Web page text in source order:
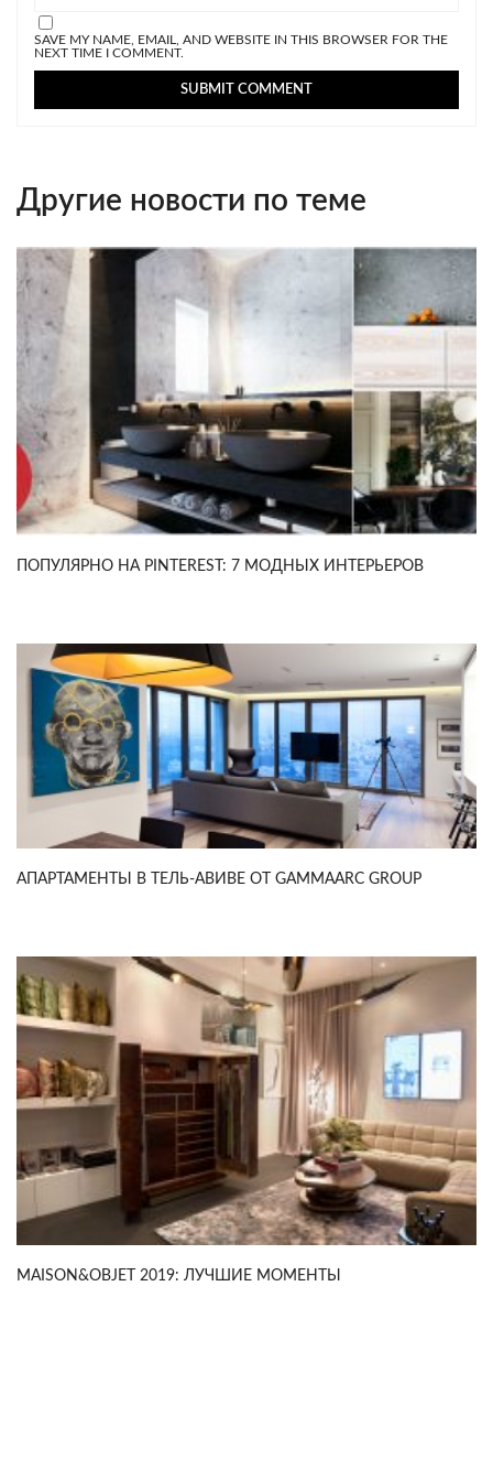
SAVE MY NAME, EMAIL, AND WEBSITE IN THIS BROWSER FOR THE
NEXT TIME I COMMENT.
Другие новости по теме
ПОПУЛЯРНО НА PINTEREST: 7 МОДНЫХ ИНТЕРЬЕРОВ
АПАРТАМЕНТЫ В ТЕЛЬ-АВИВЕ ОТ GAMMAARC GROUP
MAISON&OBJET 2019: ЛУЧШИЕ МОМЕНТЫ